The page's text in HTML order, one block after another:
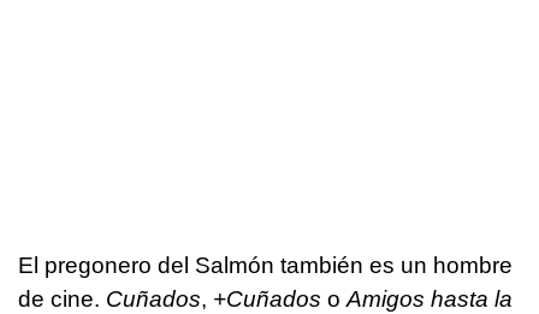
El pregonero del Salmón también es un hombre
de cine. Cuñados, +Cuñados oAmigos hasta la